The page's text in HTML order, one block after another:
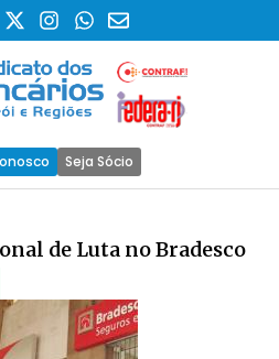
Seja Sócio
de Luta no Bradesco